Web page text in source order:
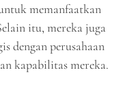
memanfaatkan
itu, mereka juga
dengan perusahaan
kapabilitas mereka.